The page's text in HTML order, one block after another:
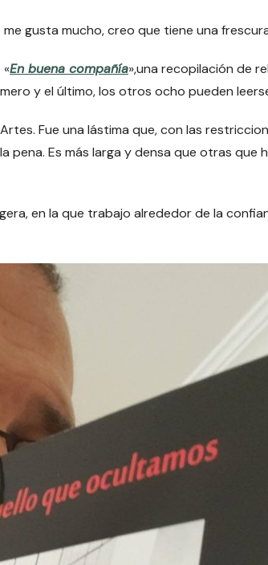
me gusta mucho, creo que tiene una
En buena compañía»,una recopilación de
y el último, los otros ocho pueden
Fue una lástima que, con las
Es más larga y densa que otras que
en la que trabajo alrededor de la